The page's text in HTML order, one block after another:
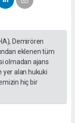
Demirören
eklenen tüm
olmadan ajans
yer alan hukuki
hiç bir